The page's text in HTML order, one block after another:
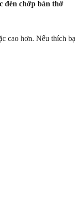
đèn chớp bàn thờ
cao hơn. Nếu thích